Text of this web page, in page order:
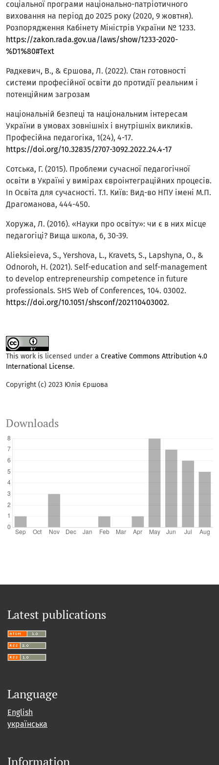
соціальної програми національно-патріотичного
виховання на період до 2025 року (2020, 9 жовтня).
Розпорядження Кабінету Міністрів України № 1233.
https://zakon.rada.gov.ua/laws/show/1233-2020-
%D1%80#Text
Радкевич, В., & Єршова, Л. (2022). Стан готовності
системи професійної освіти до протидії реальним і
потенційним загрозам
національній безпеці та національним інтересам
України в умовах зовнішніх і внутрішніх викликів.
Професійна педагогіка, 1(24), 4-17.
https://doi.org/10.32835/2707-3092.2022.24.4-17
Сотська, Г. (2015). Проблеми сучасної педагогічної
освіти в Україні у вимірах євроінтеграційних процесів.
In Освіта для сучасності. Т.1. Київ: Вид-во НПУ імені М.П.
Драгоманова, 444-450.
Хоружа, Л. (2016). «Науки про освіту»: чи є в них місце
педагогіці? Вища школа, 6, 30-39.
Alieksieieva, S., Yershova, L., Kravets, S., Lapshyna, O., &
Odnoroh, H. (2021). Self-education and self-management
to develop entrepreneurship competence in future
professionals. SHS Web of Conferences, 104. 03002.
https://doi.org/10.1051/shsconf/202110403002.
This work is licensed under a Creative Commons Attribution 4.0
International License.
Copyright (c) 2023 Юлія Єршова
Downloads
Latest publications
Language
English
українська
Information